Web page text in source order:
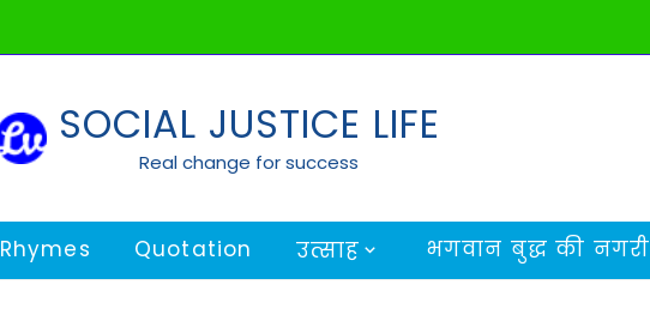
SOCIAL JUSTICE LIFE
Real change for success
Rhymes Quotation उत्साह भगवान बुद्ध की नगरी